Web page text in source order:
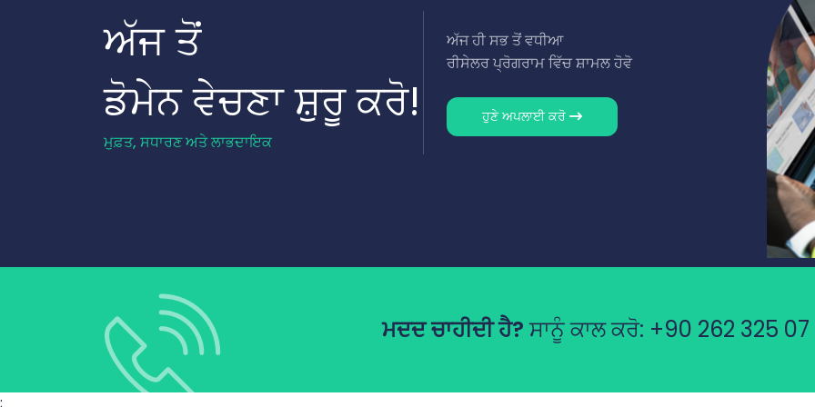
ਅੱਜ ਤੋਂ
ਡੋਮੇਨ ਵੇਚਣਾ ਸ਼ੁਰੂ ਕਰੋ!
ਮੁਫ਼ਤ, ਸਧਾਰਣ ਅਤੇ ਲਾਭਦਾਇਕ
ਅੱਜ ਹੀ ਸਭ ਤੋਂ ਵਧੀਆ
ਰੀਸੇਲਰ ਪ੍ਰੋਗਰਾਮ ਵਿੱਚ ਸ਼ਾਮਲ ਹੋਵੋ
ਹੁਣੇ ਅਪਲਾਈ ਕਰੋ
ਮਦਦ ਚਾਹੀਦੀ ਹੈ?ਸਾਨੂੰ ਕਾਲ ਕਰੋ: +90 262 325 07